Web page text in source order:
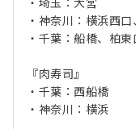
・埼玉：大宮
・神奈川：横浜西
・千葉：船橋、柏東
『肉寿司』
・千葉：西船橋
・神奈川：横浜